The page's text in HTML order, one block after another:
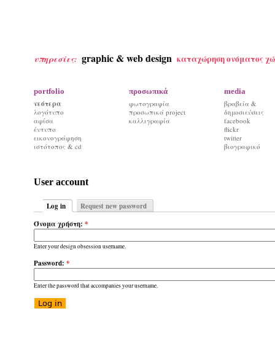
υπηρεσίες: graphic & web design καταχώρηση ονόματος
portfolio
νεότερα
λογότυπο
αφίσα
έντυπο
εικονογράφηση
ιστότοπος & cd
προσωπικά
φωτογραφία
προσωπικά project
καλλιγραφία
media
βραβεία &
δημοσιεύσεις
facebook
flickr
twitter
βιογραφικό
User account
Log in
Request new password
Όνομα χρήστη: *
Enter your design obsession username.
Password: *
Enter the password that accompanies your username.